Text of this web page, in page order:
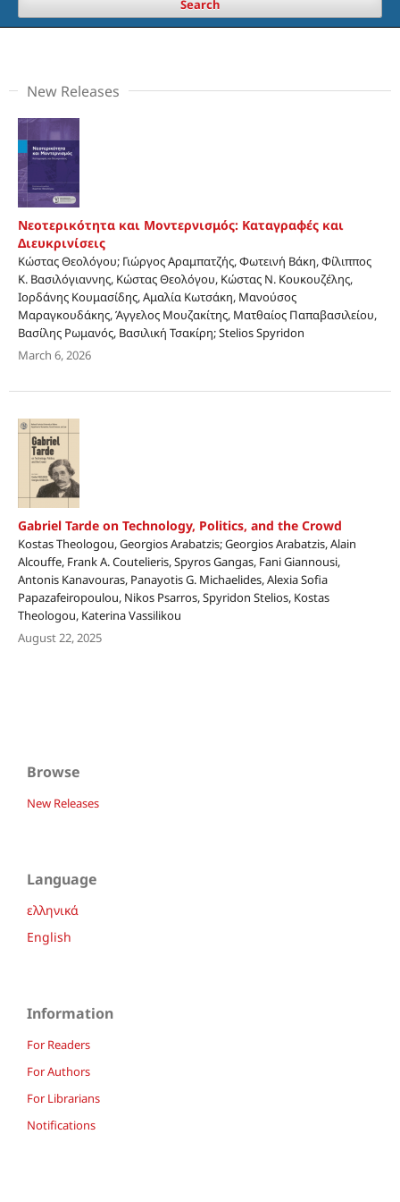
Search
New Releases
Νεοτερικότητα και Μοντερνισμός: Καταγραφές και
Διευκρινίσεις
Κώστας Θεολόγου; Γιώργος Αραμπατζής, Φωτεινή Βάκη, Φίλιππος
Κ. Βασιλόγιαννης, Κώστας Θεολόγου, Κώστας Ν. Κουκουζέλης,
Ιορδάνης Κουμασίδης, Αμαλία Κωτσάκη, Μανούσος
Μαραγκουδάκης, Άγγελος Μουζακίτης, Ματθαίος Παπαβασιλείου,
Βασίλης Ρωμανός, Βασιλική Τσακίρη; Stelios Spyridon
March 6, 2026
Gabriel Tarde on Technology, Politics, and the Crowd
Kostas Theologou, Georgios Arabatzis; Georgios Arabatzis, Alain
Alcouffe, Frank A. Coutelieris, Spyros Gangas, Fani Giannousi,
Antonis Kanavouras, Panayotis G. Michaelides, Alexia Sofia
Papazafeiropoulou, Nikos Psarros, Spyridon Stelios, Kostas
Theologou, Katerina Vassilikou
August 22, 2025
Browse
New Releases
Language
ελληνικά
English
Information
For Readers
For Authors
For Librarians
Notifications